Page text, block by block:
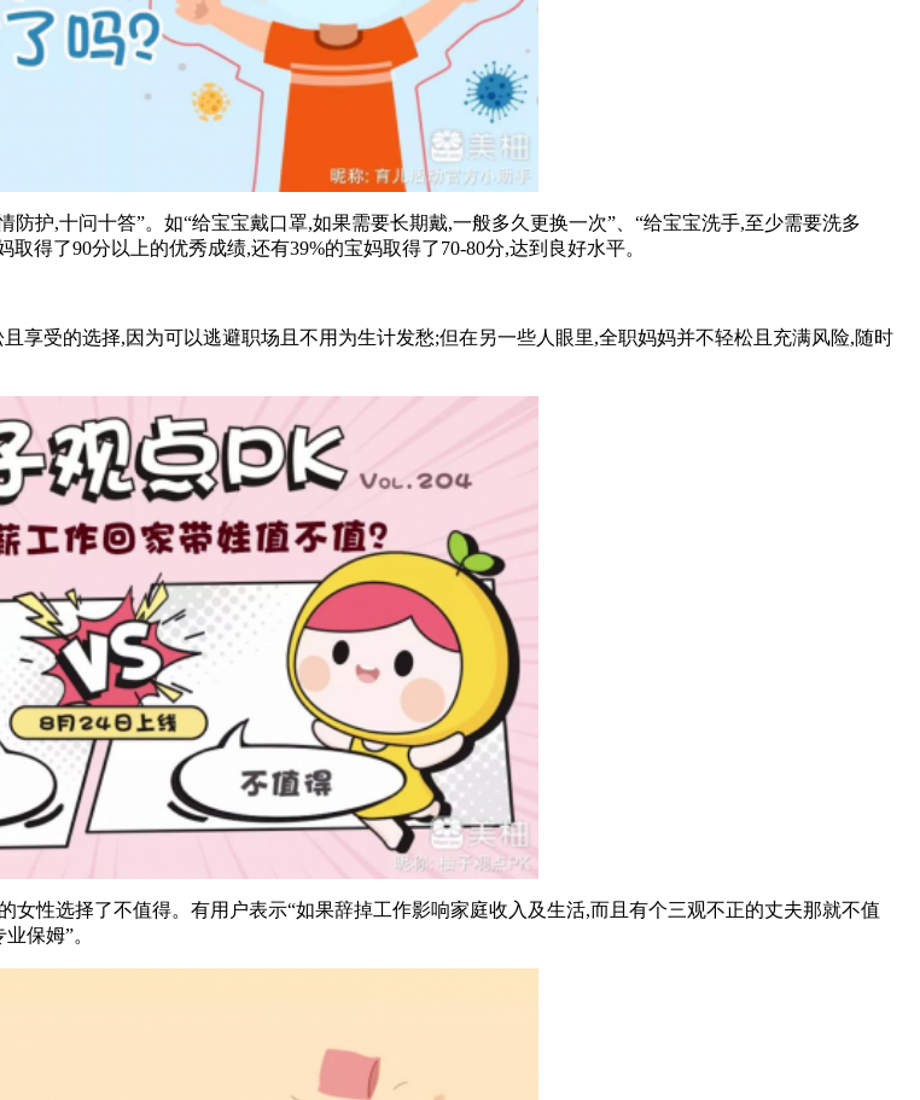
,十问十答”。如“给宝宝戴口罩,如果需要长期戴,一般多久更换一次”、“给宝宝洗手,至少需要洗多
得了90分以上的优秀成绩,还有39%的宝妈取得了70-80分,达到良好水平。
受的选择,因为可以逃避职场且不用为生计发愁;但在另一些人眼里,全职妈妈并不轻松且充满风险,随时
选择了不值得。有用户表示“如果辞掉工作影响家庭收入及生活,而且有个三观不正的丈夫那就不值
保姆”。